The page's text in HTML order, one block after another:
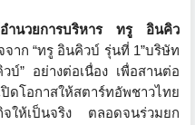
นวยการบริหาร ทรู อินคิว
จาก“ทรู อินคิวบ์ รุ่นที่ 1”บริษัท
บ์”อย่างต่อเนื่อง เพื่อสานต่อ
ดโอกาสให้สตาร์ทอัพชาวไทย
จให้เป็นจริง ตลอดจนร่วมยก